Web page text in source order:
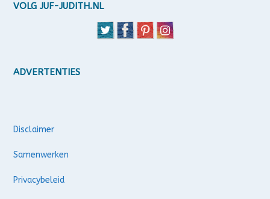
VOLG JUF-JUDITH.NL
ADVERTENTIES
Disclaimer
Samenwerken
Privacybeleid